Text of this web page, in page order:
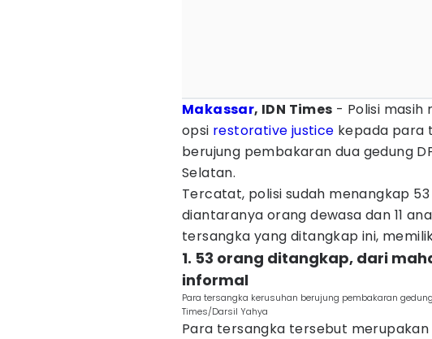
Makassar, IDN Times - Polisi
opsi restorative justice kepada para
berujung pembakaran dua gedung
Selatan.
Tercatat, polisi sudah menangkap
diantaranya orang dewasa dan 11
tersangka yang ditangkap ini,
1. 53 orang ditangkap, dari
informal
Para tersangka kerusuhan berujung pembakaran
Times/Darsil Yahya
Para tersangka tersebut merupakan